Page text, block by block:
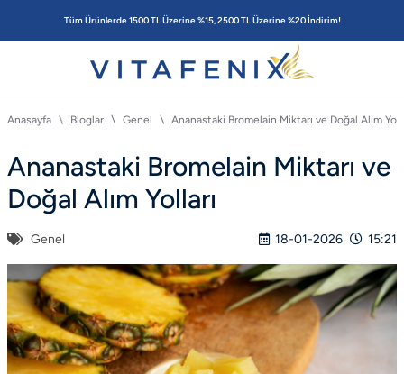
Tüm Ürünlerde 1500 TL Üzerine %15, 2500 TL Üzerine %20 İndirim!
Anasayfa Bloglar Genel Ananastaki Bromelain Miktarı ve Doğal Alım
Ananastaki Bromelain Miktarı ve
Doğal Alım Yolları
Genel 18-01-2026 15:21